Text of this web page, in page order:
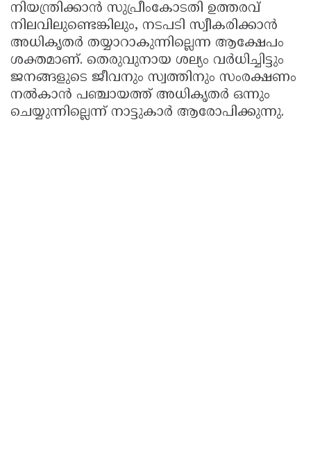
നിയന്ത്രിക്കാൻ സുപ്രീംകോടതി ഉത്തരവ്
നിലവിലുണ്ടെങ്കിലും, നടപടി സ്വീകരിക്കാൻ
അധികൃതർ തയ്യാറാകുന്നില്ലെന്ന ആക്ഷേപം
ശക്തമാണ്. തെരുവുനായ ശല്യം വർധിച്ചിട്ടും
ജനങ്ങളുടെ ജീവനും സ്വത്തിനും സംരക്ഷണം
നൽകാൻ പഞ്ചായത്ത് അധികൃതർ ഒന്നും
ചെയ്യുന്നില്ലെന്ന് നാട്ടുകാർ ആരോപിക്കുന്നു.